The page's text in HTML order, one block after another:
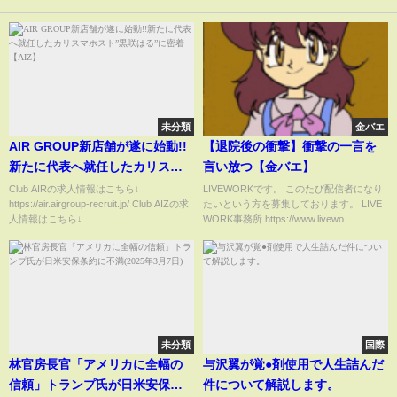
未分類
AIR GROUP新店舗が遂に始動!!
新たに代表へ就任したカリスマ
ホスト”黒咲はる”に密着【AIZ】
Club AIRの求人情報はこちら↓
https://air.airgroup-recruit.jp/ Club AIZの求
人情報はこちら↓...
金バエ
【退院後の衝撃】衝撃の一言を
言い放つ【金バエ】
LIVEWORKです。 このたび配信者になり
たいという方を募集しております。 LIVE
WORK事務所 https://www.livewo...
未分類
林官房長官「アメリカに全幅の
信頼」トランプ氏が日米安保条
国際
与沢翼が覚●剤使用で人生詰んだ
件について解説します。